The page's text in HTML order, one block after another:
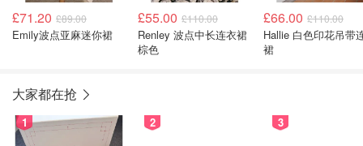
£71.20 £89.00
Emily波点亚麻迷你裙
£55.00 £110.00
Renley 波点中长连衣裙
棕色
£66.00 £110.00
Hallie 白色印花吊带
裙
大家都在抢
1 2 3